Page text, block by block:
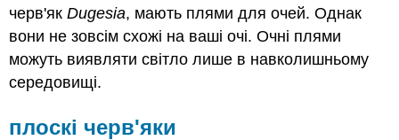
черв'якDugesia, мають плями для очей. Однак
вони не зовсім схожі на ваші очі. Очні плями
можуть виявляти світло лише в навколишньому
середовищі.
плоскі черв'яки